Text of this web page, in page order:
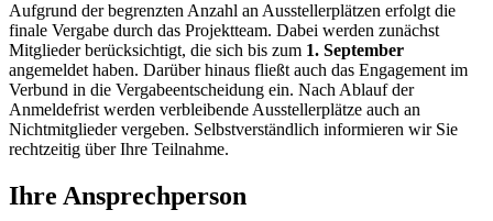
Aufgrund der begrenzten Anzahl an Ausstellerplätzen erfolgt die
finale Vergabe durch das Projektteam. Dabei werden zunächst
Mitglieder berücksichtigt, die sich bis zum 1. September
angemeldet haben. Darüber hinaus fließt auch das Engagement im
Verbund in die Vergabeentscheidung ein. Nach Ablauf der
Anmeldefrist werden verbleibende Ausstellerplätze auch an
Nichtmitglieder vergeben. Selbstverständlich informieren wir Sie
rechtzeitig über Ihre Teilnahme.
Ihre Ansprechperson